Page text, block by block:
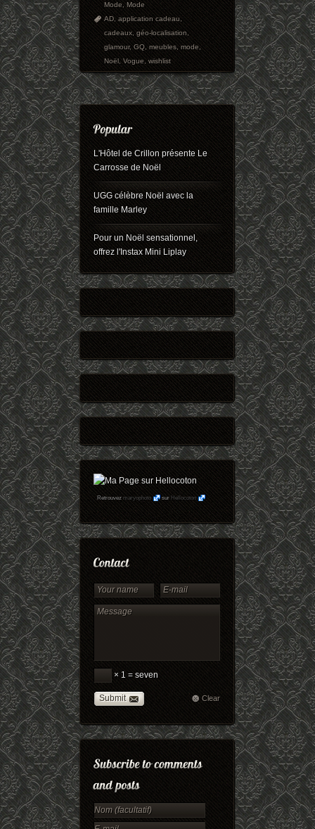
Mode,Mode
AD,application cadeau,
cadeaux,géo-localisation,
glamour,GQ,meubles,mode,
Noël,Vogue,wishlist
L'Hôtel de Crillon présente Le
Carrosse de Noël
UGG célèbre Noël avec la
famille Marley
Pour un Noël sensationnel,
offrez l'Instax Mini Liplay
Retrouvezmaryophoto surHellocoton
× 1 = seven
Submit Clear